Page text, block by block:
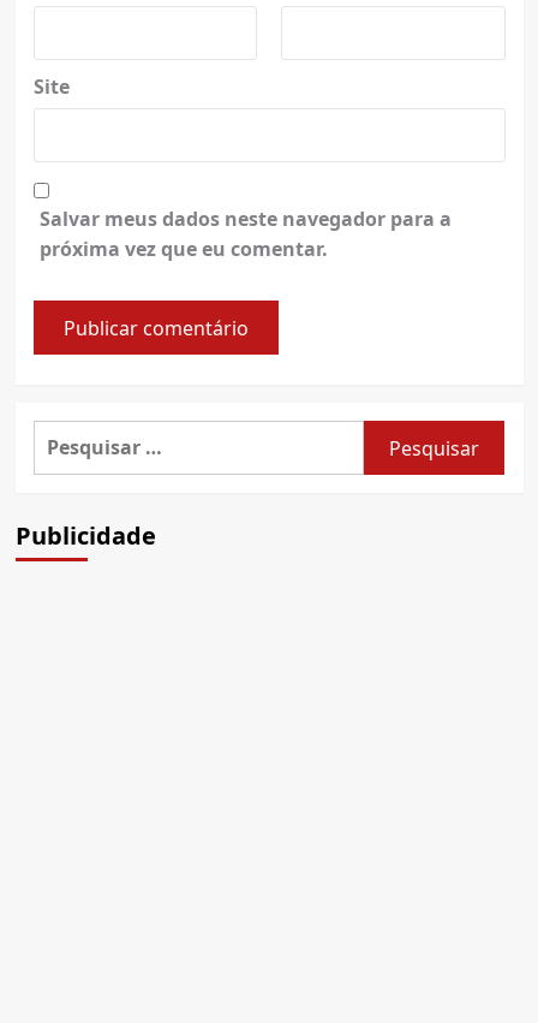
Site
Salvar meus dados neste navegador para a
próxima vez que eu comentar.
Pesquisar
Publicidade